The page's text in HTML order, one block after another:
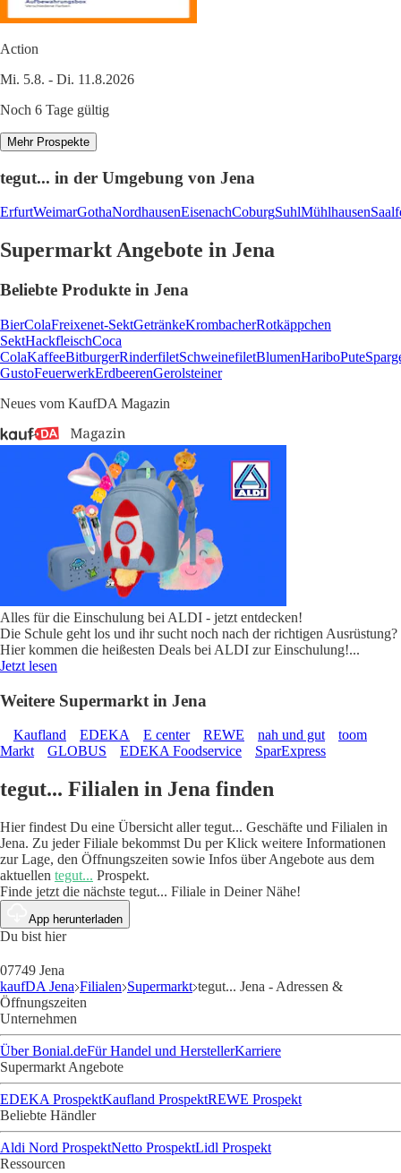
Action
Mi. 5.8. - Di. 11.8.2026
Noch 6 Tage gültig
Mehr Prospekte
tegut... in der Umgebung von Jena
ErfurtWeimarGothaNordhausenEisenachCoburgSuhlMühlhausen
Supermarkt Angebote in Jena
Beliebte Produkte in Jena
BierColaFreixenet-SektGetränkeKrombacherRotkäppchen
SektHackfleischCoca
ColaKaffeeBitburgerRinderfiletSchweinefiletBlumenHariboPute
GustoFeuerwerkErdbeerenGerolsteiner
Neues vom KaufDA Magazin
Alles für die Einschulung bei ALDI - jetzt entdecken!
Die Schule geht los und ihr sucht noch nach der richtigen Ausrüstung?
Hier kommen die heißesten Deals bei ALDI zur Einschulung!...
Jetzt lesen
Weitere Supermarkt in Jena
Kaufland EDEKA E center REWE nah und gut
toom
Markt
GLOBUS EDEKA Foodservice SparExpress
tegut... Filialen in Jena finden
Hier findest Du eine Übersicht aller tegut... Geschäfte und Filialen in
Jena. Zu jeder Filiale bekommst Du per Klick weitere Informationen
zur Lage, den Öffnungszeiten sowie Infos über Angebote aus dem
aktuellen tegut... Prospekt.
Finde jetzt die nächste tegut... Filiale in Deiner Nähe!
App herunterladen
Du bist hier
07749 Jena
kaufDA Jena Filialen Supermarkt tegut... Jena - Adressen &
Öffnungszeiten
Unternehmen
Über Bonial.deFür Handel und HerstellerKarriere
Supermarkt Angebote
EDEKA ProspektKaufland ProspektREWE Prospekt
Beliebte Händler
Aldi Nord ProspektNetto ProspektLidl Prospekt
Ressourcen